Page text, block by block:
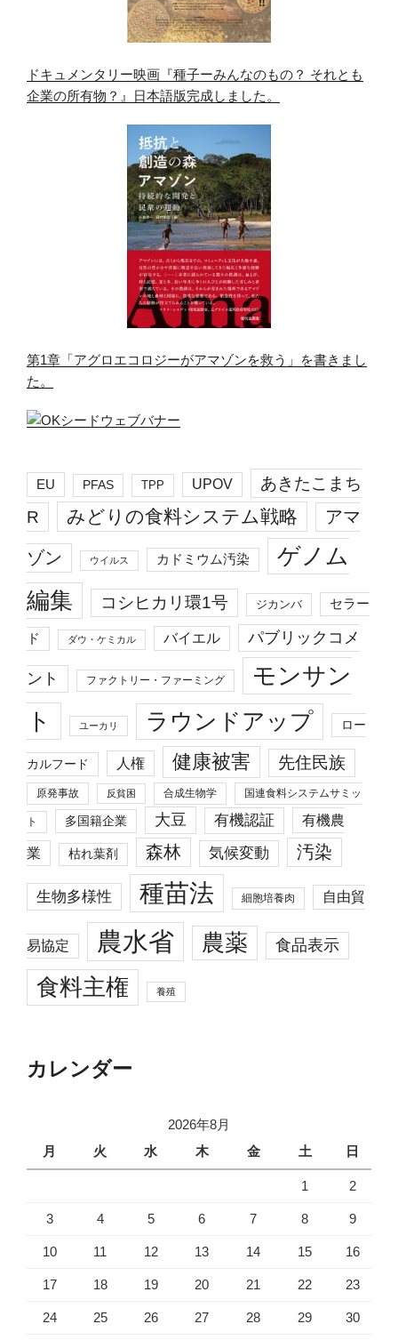
ドキュメンタリー映画『種子ーみんなのもの？ それとも
企業の所有物？』日本語版完成しました。
第1章「アグロエコロジーがアマゾンを救う」を書きまし
た。
EU PFAS TPP UPOV
あきたこまち
R
みどりの食料システム戦略 アマ
ゾン ウイルス カドミウム汚染
ゲノム
編集
コシヒカリ環1号 ジカンバ セラー
ド ダウ・ケミカル バイエル パブリックコメ
ント ファクトリー・ファーミング
モンサン
ト
ユーカリ ラウンドアップ ロー
カルフード 人権 健康被害 先住民族
原発事故 反貧困 合成生物学 国連食料システムサミッ
ト 多国籍企業 大豆 有機認証 有機農
業 枯れ葉剤 森林 気候変動 汚染
生物多様性 種苗法 細胞培養肉 自由貿
易協定 農水省 農薬 食品表示
食料主権 養殖
カレンダー
2026年8月
月
火 水 木 金 土 日
1 2
3 4 5 6 7 8 9
10 11 12 13 14 15 16
17 18 19 20 21 22 23
24 25 26 27 28 29 30